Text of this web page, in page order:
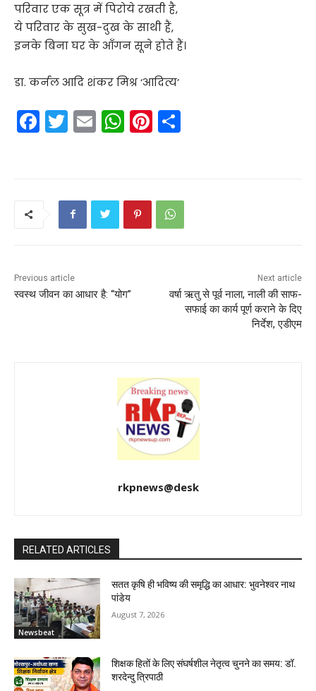
परिवार एक सूत्र में पिरोये रखती है,
ये परिवार के सुख-दुख के साथी हैं,
इनके बिना घर के आँगन सूने होते हैं।
डा. कर्नल आदि शंकर मिश्र ‘आदित्य’
F
a
k
T
w
E
m
W
h
A
p
Pi
nt
st
Previous article
स्वस्थ जीवन का आधार है: “योग”
Next article
वर्षा ऋतु से पूर्व नाला, नाली की साफ-
सफाई का कार्य पूर्ण कराने के दिए
निर्देश, एडीएम
rkpnews@desk
RELATED ARTICLES
Newsbeat
सतत कृषि ही भविष्य की समृद्धि का आधार: भुवनेश्वर नाथ
पांडेय
August 7, 2026
शिक्षक हितों के लिए संघर्षशील नेतृत्व चुनने का समय: डॉ.
शरदेन्दु त्रिपाठी